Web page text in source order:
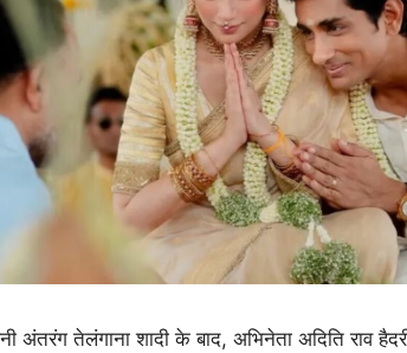
अंतरंग तेलंगाना शादी के बाद, अभिनेता अदिति राव